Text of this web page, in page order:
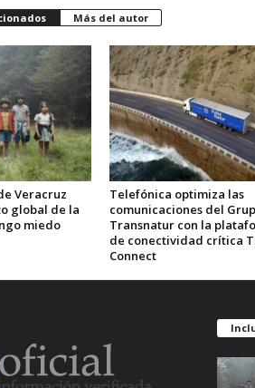
Más del autor
Veracruz
global de la
miedo
Telefónica optimiza las
comunicaciones del
Transnatur con la
de conectividad crítica
Connect